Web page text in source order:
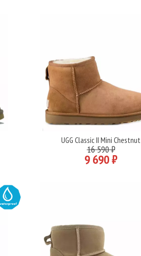
Подробнее
UGG Classic II Mini Chestnut
16 590 ₽
9 690 ₽